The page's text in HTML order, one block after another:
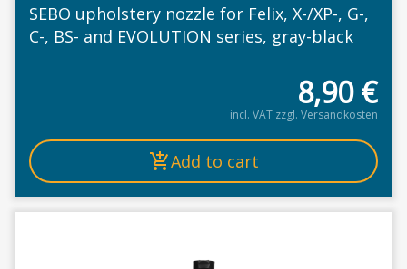
SEBO upholstery nozzle for Felix, X-/XP-, G-,
C-, BS- and EVOLUTION series, gray-black
8,90€
incl. VAT zzgl. Versandkosten
Add to cart